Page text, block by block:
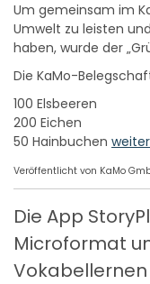
Um gemeinsam im
Umwelt zu leisten
haben, wurde der
Die KaMo-
100 Elsbeeren
200 Eichen
50 Hainbuchen
Veröffentlicht von KaMo
Die App
Microformat